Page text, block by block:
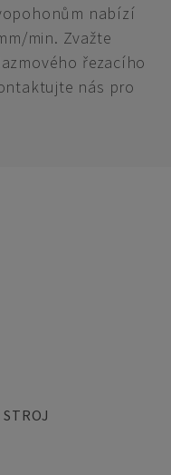
nabízí
min. Zvažte
řezacího
nás pro